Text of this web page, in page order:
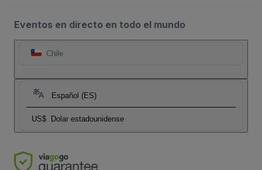
Eventos en directo en todo el mundo
Chile
Español (ES)
US$ Dolar estadounidense